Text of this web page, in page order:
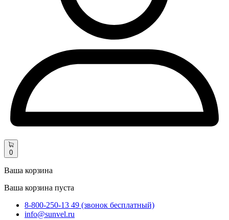
0
Ваша корзина
Ваша корзина пуста
8-800-250-13 49 (звонок бесплатный)
info@sunvel.ru